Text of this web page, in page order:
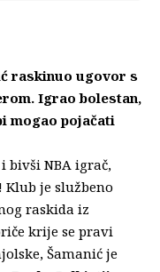
raskinuo ugovor s
Igrao bolestan,
mogao pojačati
bivši NBA igrač,
! Klub je službeno
raskida iz
krije se pravi
Šamanić je